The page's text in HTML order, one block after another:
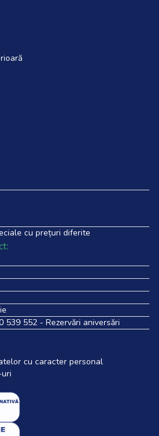
cu prețuri diferite
539 552 - Rezervări aniversări
cu caracter personal